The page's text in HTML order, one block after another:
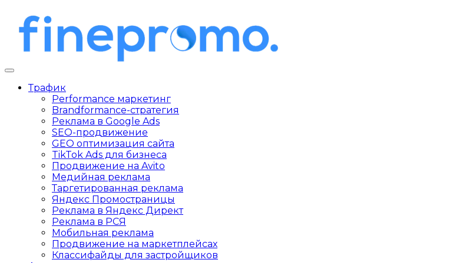
Трафик
Performance маркетинг
Brandformance-стратегия
Реклама в Google Ads
SEO-продвижение
GEO оптимизация сайта
TikTok Ads для бизнеса
Продвижение на Avito
Медийная реклама
Таргетированная реклама
Яндекс Промостраницы
Реклама в Яндекс Директ
Реклама в РСЯ
Мобильная реклама
Продвижение на маркетплейсах
Классифайды для застройщиков